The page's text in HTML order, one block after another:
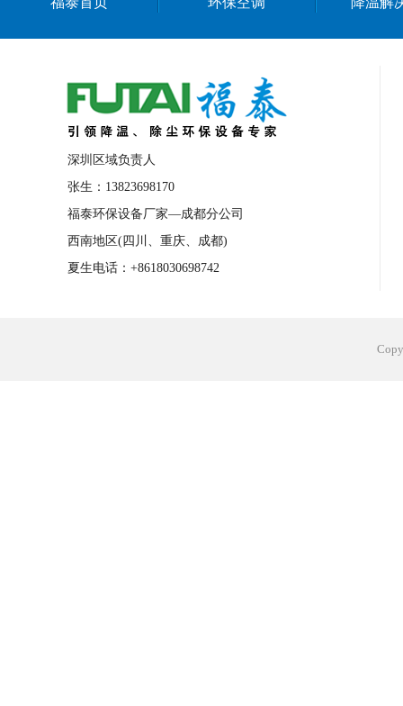
深圳区域负责人
张生：13823698170
福泰环保设备厂家—成都分公司
西南地区(四川、重庆、成都)
夏生电话：+8618030698742